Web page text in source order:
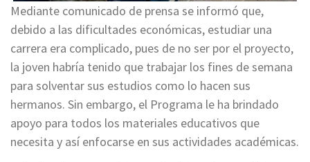
Mediante comunicado de prensa se informó que,
debido a las dificultades económicas, estudiar una
carrera era complicado, pues de no ser por el proyecto,
la joven habría tenido que trabajar los fines de semana
para solventar sus estudios como lo hacen sus
hermanos. Sin embargo, el Programa le ha brindado
apoyo para todos los materiales educativos que
necesita y así enfocarse en sus actividades académicas.